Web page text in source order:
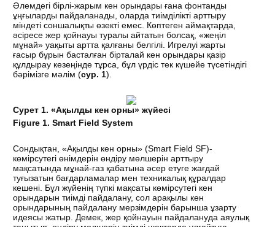
Әлемдегі бірлі-жарым кен орындары ғана фонтанды
ұңғыларды пайдаланады, оларда тиімділікті арттыру
міндеті соншалықты өзекті емес. Көптеген аймақтарда,
әсіресе жер қойнауы туралы айтатын болсақ, «жеңіл
мұнай» уақыты артта қалғаны белгілі. Игрелуі жарты
ғасыр бұрын басталған бірталай кен орындары қазір
құлдырау кезеңінде тұрса, бұл үрдіс тек күшейе түсетіндігі
бәрімізге мәлім (сур. 1).
Сурет 1. «Ақылды кен орны» жүйесі
Figure 1. Smart Field System
Сондықтан, «Ақылды кен орны» (Smart Field SF)-
көмірсутегі өнімдерін өндіру мөлшерін арттыру
мақсатында мұнай-газ қабатына әсер етуге жағдай
туғызатын бағдарламалар мен техникалық құралдар
кешені. Бұл жүйенің түпкі мақсаты көмірсутегі кен
орындарын тиімді пайдалану, сол арақылы кен
орындарының пайдалану мерзімдерін барынша ұзарту
идеясы жатыр. Демек, жер қойнауын пайдалануда аяулық